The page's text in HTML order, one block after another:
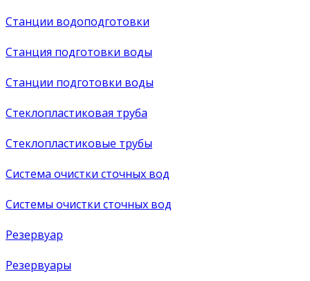
Станции водоподготовки
Станция подготовки воды
Станции подготовки воды
Стеклопластиковая труба
Стеклопластиковые трубы
Система очистки сточных вод
Системы очистки сточных вод
Резервуар
Резервуары